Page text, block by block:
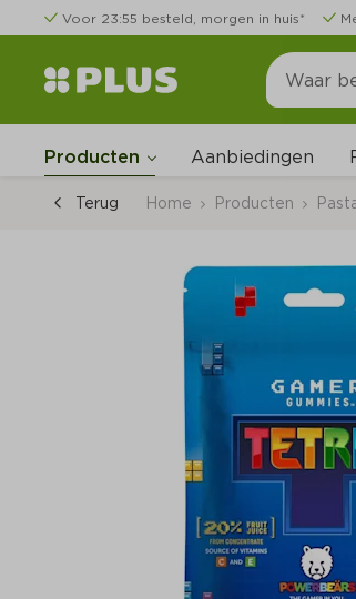
Voor 23:55 besteld, morgen in huis*
Producten Aanbiedingen
Terug Home Producten